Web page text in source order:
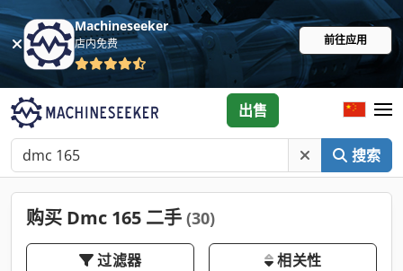
Machineseeker
店内免费 前往应用
搜索
出售
购买 Dmc 165 二手 (30)
过滤器 相关性